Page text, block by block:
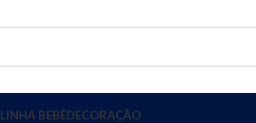
LINHA BEBÊDECORAÇÃO